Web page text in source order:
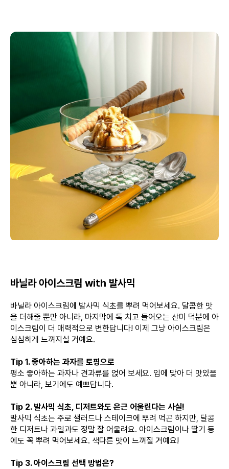
바닐라 아이스크림 with 발사믹
바닐라 아이스크림에 발사믹 식초를 뿌려 먹어보세요. 달콤한 맛
을 더해줄 뿐만 아니라, 마지막에 톡 치고 들어오는 산미 덕분에 아
이스크림이 더 매력적으로 변한답니다! 이제 그냥 아이스크림은
심심하게 느껴지실 거예요.
Tip 1. 좋아하는 과자를 토핑으로
평소 좋아하는 과자나 견과류를 얹어 보세요. 입에 맞아 더 맛있을
뿐 아니라, 보기에도 예쁘답니다.
Tip 2. 발사믹 식초, 디저트와도 은근 어울린다는 사실!
발사믹 식초는 주로 샐러드나 스테이크에 뿌려 먹곤 하지만, 달콤
한 디저트나 과일과도 정말 잘 어울려요. 아이스크림이나 딸기 등
에도 꼭 뿌려 먹어보세요. 색다른 맛이 느껴질 거예요!
Tip 3. 아이스크림 선택 방법은?